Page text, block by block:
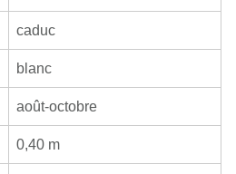
caduc
blanc
août-octobre
0,40 m